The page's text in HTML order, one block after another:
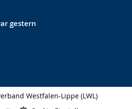
gestern
Westfalen-Lippe (LWL)